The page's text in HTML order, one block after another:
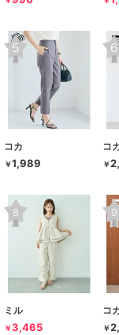
コカ
￥1,989
コ
￥
ミル
￥3,465
コ
￥